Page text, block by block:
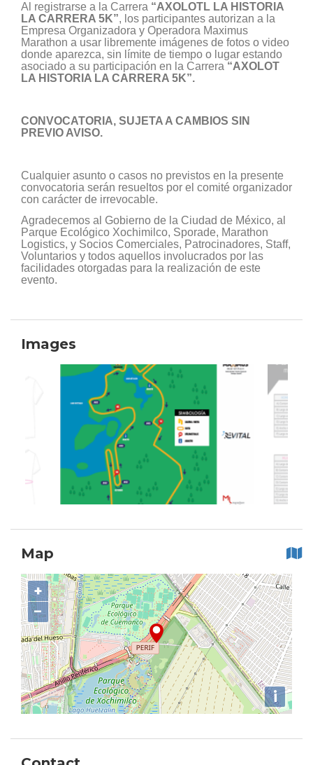
Al registrarse a la Carrera “AXOLOTL LA HISTORIA
LA CARRERA 5K”, los participantes autorizan a la
Empresa Organizadora y Operadora Maximus
Marathon a usar libremente imágenes de fotos o video
donde aparezca, sin límite de tiempo o lugar estando
asociado a su participación en la Carrera “AXOLOT
LA HISTORIA LA CARRERA 5K”.
CONVOCATORIA, SUJETA A CAMBIOS SIN
PREVIO AVISO.
Cualquier asunto o casos no previstos en la presente
convocatoria serán resueltos por el comité organizador
con carácter de irrevocable.
Agradecemos al Gobierno de la Ciudad de México, al
Parque Ecológico Xochimilco, Sporade, Marathon
Logistics, y Socios Comerciales, Patrocinadores, Staff,
Voluntarios y todos aquellos involucrados por las
facilidades otorgadas para la realización de este
evento.
Images
Map
+
−
i